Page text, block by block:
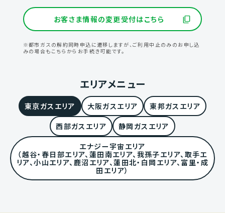
お客さま情報の変更受付はこちら
※都市ガスの解約同時申込に遷移しますが、ご利用中止のみのお申し込
みの場合もこちらからお手続き可能です。
エリアメニュー
東京ガスエリア 大阪ガスエリア
東邦ガスエリア
西部ガスエリア
静岡ガスエリア
エナジー宇宙エリア
（越谷・春日部エリア、蓮田南エリア、我孫子エリア、取手エ
リア、小山エリア、鹿沼エリア、蓮田北・白岡エリア、富里・成
田エリア）